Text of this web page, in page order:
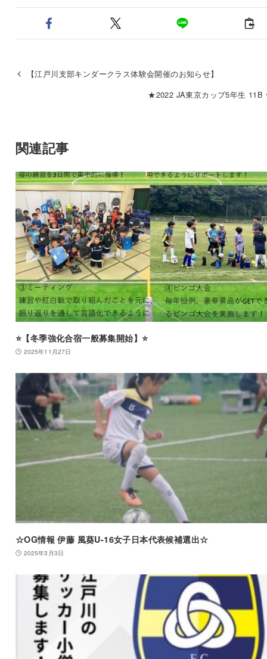
【江戸川支部キンダークラス体験会開催のお知らせ】
★2022 JA東京カップ5年生
関連記事
⭐️【冬季強化合宿一般募集開始】⭐️
2025年11月27日
☆OG情報 伊藤 風葵U-16女子日本代表候補選出☆
2025年3月3日